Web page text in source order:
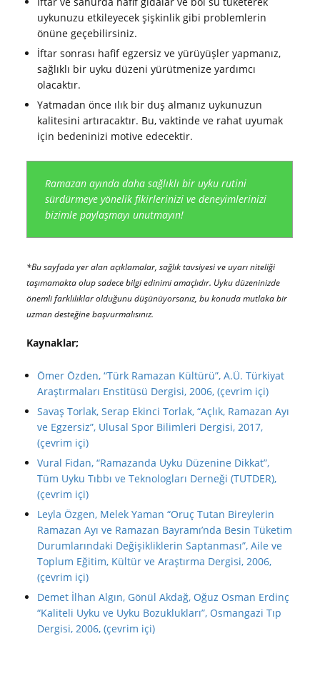
uykunuzu etkileyecek şişkinlik gibi problemlerin
önüne geçebilirsiniz.
İftar sonrası hafif egzersiz ve yürüyüşler yapmanız,
sağlıklı bir uyku düzeni yürütmenize yardımcı
olacaktır.
Yatmadan önce ılık bir duş almanız uykunuzun
kalitesini artıracaktır. Bu, vaktinde ve rahat uyumak
için bedeninizi motive edecektir.
Ramazan ayında daha sağlıklı bir uyku rutini
sürdürmeye yönelik fikirlerinizi ve deneyimlerinizi
bizimle paylaşmayı unutmayın!
*Bu sayfada yer alan açıklamalar, sağlık tavsiyesi ve uyarı niteliği
taşımamakta olup sadece bilgi edinimi amaçlıdır. Uyku düzeninizde
önemli farklılıklar olduğunu düşünüyorsanız, bu konuda mutlaka bir
uzman desteğine başvurmalısınız.
Kaynaklar;
Ömer Özden, “Türk Ramazan Kültürü”, A.Ü. Türkiyat
Araştırmaları Enstitüsü Dergisi, 2006, (çevrim içi)
Savaş Torlak, Serap Ekinci Torlak, “Açlık, Ramazan Ayı
ve Egzersiz”, Ulusal Spor Bilimleri Dergisi, 2017,
(çevrim içi)
Vural Fidan, “Ramazanda Uyku Düzenine Dikkat”,
Tüm Uyku Tıbbı ve Teknologları Derneği (TUTDER),
(çevrim içi)
Leyla Özgen, Melek Yaman “Oruç Tutan Bireylerin
Ramazan Ayı ve Ramazan Bayramı’nda Besin Tüketim
Durumlarındaki Değişikliklerin Saptanması”, Aile ve
Toplum Eğitim, Kültür ve Araştırma Dergisi, 2006,
(çevrim içi)
Demet İlhan Algın, Gönül Akdağ, Oğuz Osman Erdinç
“Kaliteli Uyku ve Uyku Bozuklukları”, Osmangazi Tıp
Dergisi, 2006, (çevrim içi)